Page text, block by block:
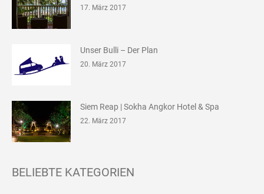
17. März 2017
Unser Bulli – Der Plan
20. März 2017
Siem Reap | Sokha Angkor Hotel & Spa
22. März 2017
BELIEBTE KATEGORIEN